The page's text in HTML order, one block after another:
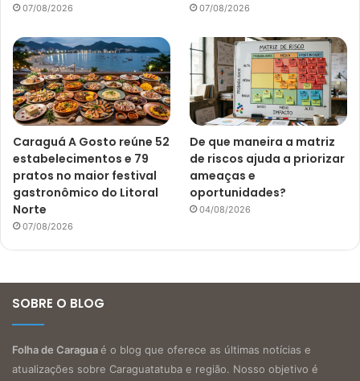
07/08/2026 07/08/2026
Caraguá A Gosto reúne 52
estabelecimentos e 79
pratos no maior festival
gastronômico do Litoral
Norte
07/08/2026
De que maneira a matriz
de riscos ajuda a priorizar
ameaças e
oportunidades?
04/08/2026
SOBRE O BLOG
Folha de Caraguaé o blog que oferece as últimas notícias e
atualizações sobre Caraguatatuba e região. Nosso objetivo é